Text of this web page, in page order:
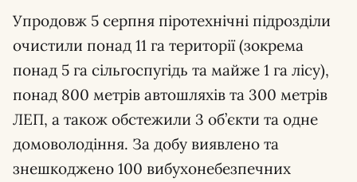
Упродовж 5 серпня піротехнічні підрозділи
очистили понад 11 га території (зокрема
понад 5 га сільгоспугідь та майже 1 га лісу),
понад 800 метрів автошляхів та 300 метрів
ЛЕП, а також обстежили 3 об’єкти та одне
домоволодіння. За добу виявлено та
знешкоджено 100 вибухонебезпечних